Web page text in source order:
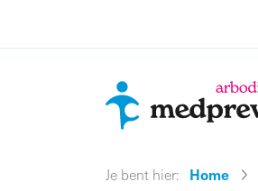
Je bent hier: Home